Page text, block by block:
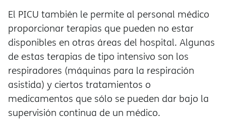
El PICU también le permite al personal médico
proporcionar terapias que pueden no estar
disponibles en otras áreas del hospital. Algunas
de estas terapias de tipo intensivo son los
respiradores (máquinas para la respiración
asistida) y ciertos tratamientos o
medicamentos que sólo se pueden dar bajo la
supervisión continua de un médico.